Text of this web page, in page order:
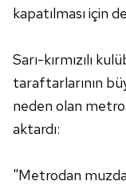
kapatılması için
Sarı-kırmızılı
taraftarlarının
neden olan
aktardı:
"Metrodan